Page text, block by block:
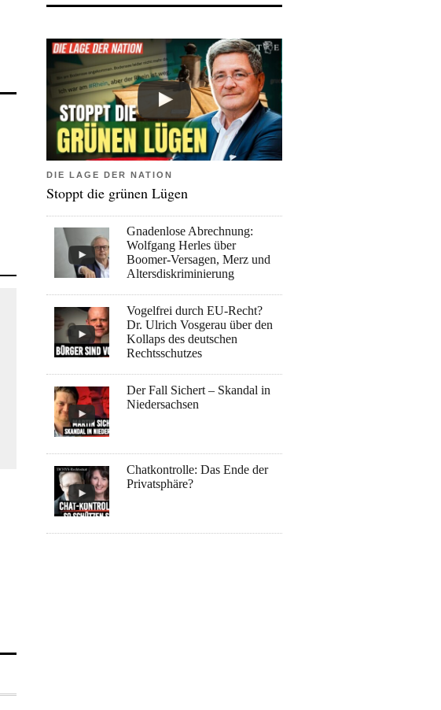
DIE LAGE DER NATION
Stoppt die grünen Lügen
Gnadenlose Abrechnung:
Wolfgang Herles über
Boomer-Versagen, Merz und
Altersdiskriminierung
Vogelfrei durch EU-Recht?
Dr. Ulrich Vosgerau über den
Kollaps des deutschen
Rechtsschutzes
Der Fall Sichert – Skandal in
Niedersachsen
Chatkontrolle: Das Ende der
Privatsphäre?